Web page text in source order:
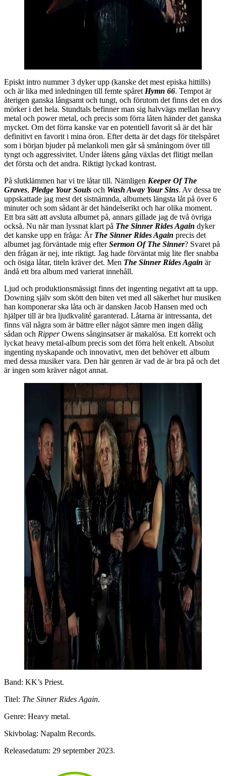
Episkt intro nummer 3 dyker upp (kanske det mest episka hittills)
och är lika med inledningen till femte spåret Hymn 66. Tempot är
återigen ganska långsamt och tungt, och förutom det finns det en dos
mörker i det hela. Stundtals befinner man sig halvvägs mellan heavy
metal och power metal, och precis som förra låten händer det ganska
mycket. Om det förra kanske var en potentiell favorit så är det här
definitivt en favorit i mina öron. Efter detta är det dags för titelspåret
som i början bjuder på melankoli men går så småningom över till
tyngt och aggressivitet. Under låtens gång växlas det flitigt mellan
det första och det andra. Riktigt lyckad kontrast.
På slutklämmen har vi tre låtar till. Nämligen Keeper Of The
Graves, Pledge Your Souls och Wash Away Your Sins. Av dessa tre
uppskattade jag mest det sistnämnda, albumets längsta låt på över 6
minuter och som sådant är det händelserikt och har olika moment.
Ett bra sätt att avsluta albumet på, annars gillade jag de två övriga
också. Nu när man lyssnat klart på The Sinner Rides Again dyker
det kanske upp en fråga: Är The Sinner Rides Again precis det
albumet jag förväntade mig efterSermon Of The Sinner? Svaret på
den frågan är nej, inte riktigt. Jag hade förväntat mig lite fler snabba
och ösiga låtar, titeln kräver det. Men The Sinner Rides Again är
ändå ett bra album med varierat innehåll.
Ljud och produktionsmässigt finns det ingenting negativt att ta upp.
Downing själv som skött den biten vet med all säkerhet hur musiken
han komponerar ska låta och är dansken Jacob Hansen med och
hjälper till är bra ljudkvalité garanterad. Låtarna är intressanta, det
finns väl några som är bättre eller något sämre men ingen dålig
sådan och RipperOwens sånginsatser är makalösa. Ett korrekt och
lyckat heavy metal-album precis som det förra helt enkelt. Absolut
ingenting nyskapande och innovativt, men det behöver ett album
med dessa musiker vara. Den här genren är vad de är bra på och det
är ingen som kräver något annat.
Band: KK’s Priest.
Titel: The Sinner Rides Again.
Genre: Heavy metal.
Skivbolag: Napalm Records.
Releasedatum: 29 september 2023.